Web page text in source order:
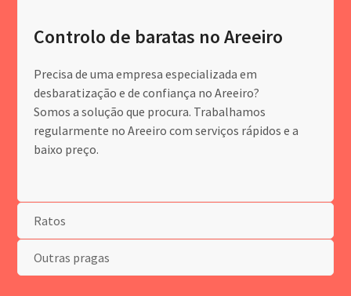
Controlo de baratas no Areeiro
Precisa de uma empresa especializada em
desbaratização e de confiança no Areeiro?
Somos a solução que procura. Trabalhamos
regularmente no Areeiro com serviços rápidos e a
baixo preço.
Ratos
Outras pragas